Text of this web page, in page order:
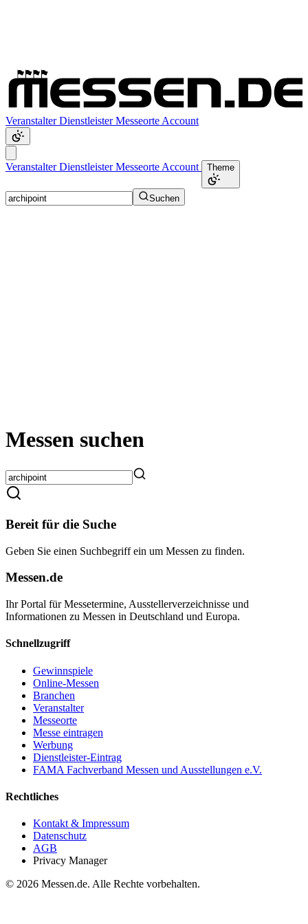
VeranstalterDienstleisterMesseorte Account
VeranstalterDienstleisterMesseorte Account Theme
Suchen
Messen suchen
Bereit für die Suche
Geben Sie einen Suchbegriff ein um Messen zu finden.
Messen.de
Ihr Portal für Messetermine, Ausstellerverzeichnisse und
Informationen zu Messen in Deutschland und Europa.
Schnellzugriff
Gewinnspiele
Online-Messen
Branchen
Veranstalter
Messeorte
Messe eintragen
Werbung
Dienstleister-Eintrag
FAMA Fachverband Messen und Ausstellungen e.V.
Rechtliches
Kontakt & Impressum
Datenschutz
AGB
Privacy Manager
© 2026 Messen.de. Alle Rechte vorbehalten.